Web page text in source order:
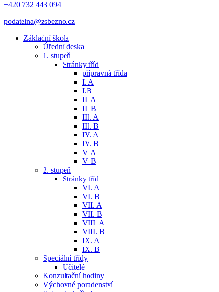
+420 732 443 094
podatelna@zsbezno.cz
Základní škola
Úřední deska
1. stupeň
Stránky tříd
přípravná třída
I. A
I.B
II. A
II. B
III. A
III. B
IV. A
IV. B
V. A
V. B
2. stupeň
Stránky tříd
VI. A
VI. B
VII. A
VII. B
VIII. A
VIII. B
IX. A
IX. B
Speciální třídy
Učitelé
Konzultační hodiny
Výchovné poradenství